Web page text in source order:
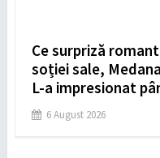
Ce surpriză
soției sale,
L-a impresionat
6 August 2026